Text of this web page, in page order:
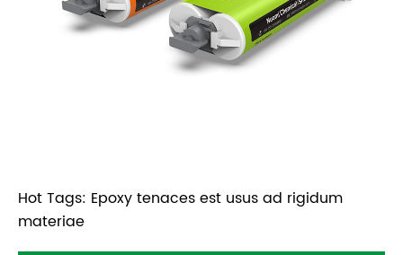
Hot Tags: Epoxy tenaces est usus ad rigidum
materiae